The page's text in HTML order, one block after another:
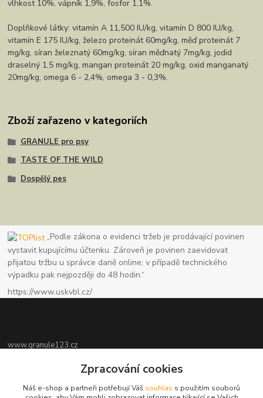
vlhkost 10%, vápník 1,9%, fosfor 1,1%.
Doplňkové látky: vitamín A 11,500 IU/kg, vitamín D 800 IU/kg,
vitamín E 175 IU/kg, železo proteinát 60mg/kg, měď proteinát 7
mg/kg, síran železnatý 60mg/kg, síran měďnatý 7mg/kg, jodid
draselný 1,5 mg/kg, mangan proteinát 20 mg/kg, oxid manganatý
20mg/kg, omega 6 - 2,4%, omega 3 - 0,3%.
Zboží zařazeno v kategoriích
GRANULE pro psy
TASTE OF THE WILD
Dospělý pes
„Podle zákona o evidenci tržeb je prodávající povinen
vystavit kupujícímu účtenku. Zároveň je povinen zaevidovat
přijatou tržbu u správce daně online; v případě technického
výpadku pak nejpozději do 48 hodin.“
https://www.uskvbl.cz/
www.granule123.cz
+420775964988
Zpracování cookies
Náš e-shop a partneři potřebují Váš souhlas s použitím souborů